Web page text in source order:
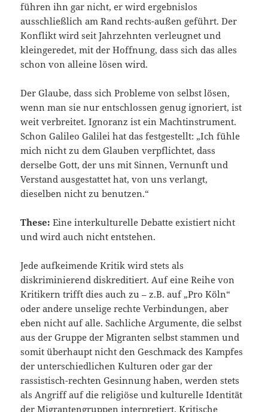
führen ihn gar nicht, er wird ergebnislos
ausschließlich am Rand rechts-außen geführt. Der
Konflikt wird seit Jahrzehnten verleugnet und
kleingeredet, mit der Hoffnung, dass sich das alles
schon von alleine lösen wird.
Der Glaube, dass sich Probleme von selbst lösen,
wenn man sie nur entschlossen genug ignoriert, ist
weit verbreitet. Ignoranz ist ein Machtinstrument.
Schon Galileo Galilei hat das festgestellt: „Ich fühle
mich nicht zu dem Glauben verpflichtet, dass
derselbe Gott, der uns mit Sinnen, Vernunft und
Verstand ausgestattet hat, von uns verlangt,
dieselben nicht zu benutzen.“
These:Eine interkulturelle Debatte existiert nicht
und wird auch nicht entstehen.
Jede aufkeimende Kritik wird stets als
diskriminierend diskreditiert. Auf eine Reihe von
Kritikern trifft dies auch zu – z.B. auf „Pro Köln“
oder andere unselige rechte Verbindungen, aber
eben nicht auf alle. Sachliche Argumente, die selbst
aus der Gruppe der Migranten selbst stammen und
somit überhaupt nicht den Geschmack des Kampfes
der unterschiedlichen Kulturen oder gar der
rassistisch-rechten Gesinnung haben, werden stets
als Angriff auf die religiöse und kulturelle Identität
der Migrantengruppen interpretiert. Kritische